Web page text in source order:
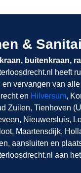
&
buitenkraan,
heeft
en vervangen van
en Hilversum,
Zuilen, Tienhoven
Nieuwersluis,
Maartensdijk,
aansluiten en
aan